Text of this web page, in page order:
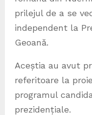
prilejul de a se
independent la
Geoană.
Aceștia au avut
referitoare la
programul
prezidențiale.